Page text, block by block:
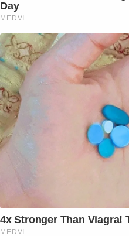
Day
MEDVI
4x Stronger Than Viagra!
MEDVI